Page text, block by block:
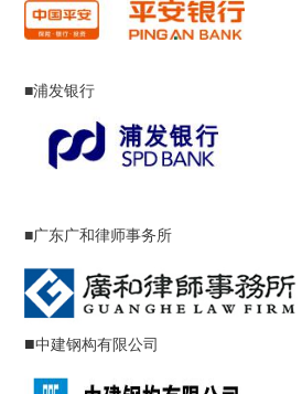
■浦发银行
■广东广和律师事务所
■中建钢构有限公司